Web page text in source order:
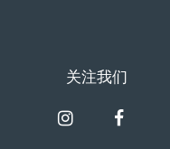
关注我们